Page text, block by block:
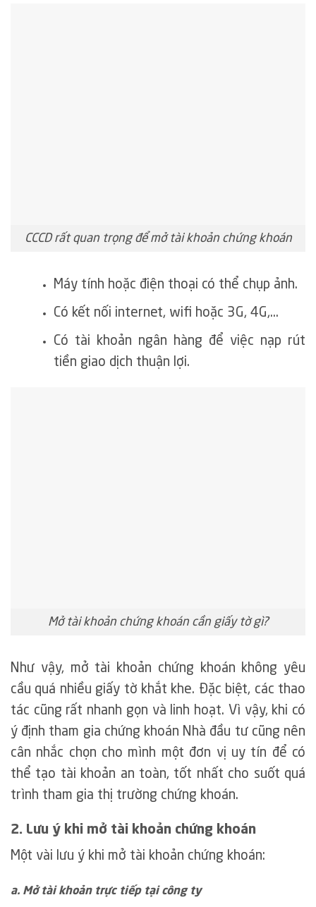
CCCD rất quan trọng để mở tài khoản chứng khoán
Máy tính hoặc điện thoại có thể chụp ảnh.
Có kết nối internet, wifi hoặc 3G, 4G,…
Có tài khoản ngân hàng để việc nạp rút
tiền giao dịch thuận lợi.
Mở tài khoản chứng khoán cần giấy tờ gì?
Như vậy, mở tài khoản chứng khoán không yêu
cầu quá nhiều giấy tờ khắt khe. Đặc biệt, các thao
tác cũng rất nhanh gọn và linh hoạt. Vì vậy, khi có
ý định tham gia chứng khoán Nhà đầu tư cũng nên
cân nhắc chọn cho mình một đơn vị uy tín để có
thể tạo tài khoản an toàn, tốt nhất cho suốt quá
trình tham gia thị trường chứng khoán.
2. Lưu ý khi mở tài khoản chứng khoán
Một vài lưu ý khi mở tài khoản chứng khoán:
a. Mở tài khoản trực tiếp tại công ty